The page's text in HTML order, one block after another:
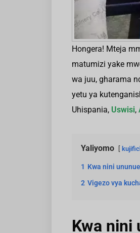
Hongera! Mteja
matumizi yake
wa juu, gharama
yetu ya
Uhispania, Uswisi,
Yaliyomo
1 Kwa nini
2 Vigezo vya
Kwa nini